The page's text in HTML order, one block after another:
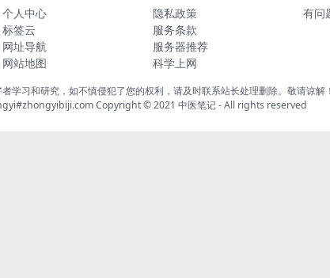
个人中心
标签云
网址导航
网站地图
隐私政策
服务条款
服务器推荐
科学上网
有问
学习和研究，如不慎侵犯了您的权利，请及时联系站长处理删除。敬请谅
Copyright © 2021 中医笔记- All rights reserved